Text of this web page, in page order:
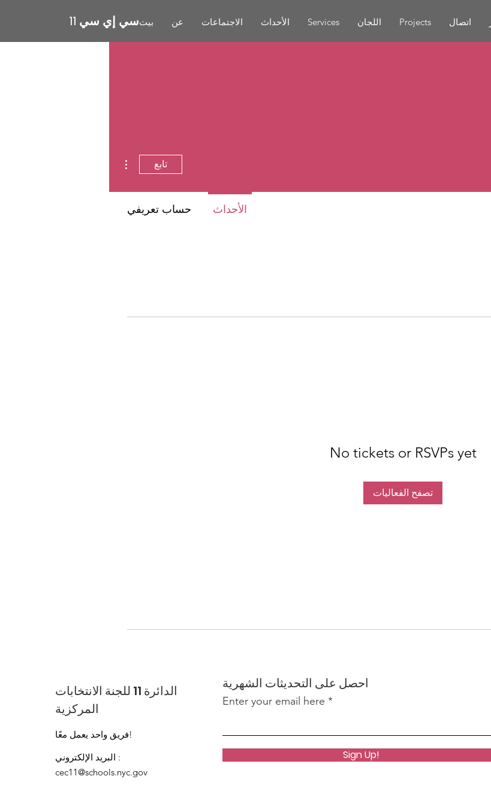
سي إي سي 11بيت عن الاجتماعات الأحداث Services اللجان Projects اتصال
No tickets or RSVPs yet
تصفح الفعاليات
تابع
حساب تعريفي الأحداث
الدائرة 11 للجنة الانتخابات
المركزية
فريق واحد يعمل معًا!
البريد الإلكتروني :
cec11@schools.nyc.gov
احصل على التحديثات الشهرية
Enter your email here
Sign Up!